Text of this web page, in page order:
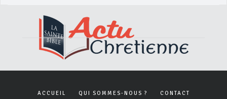
ACCUEIL QUI SOMMES-NOUS ? CONTACT